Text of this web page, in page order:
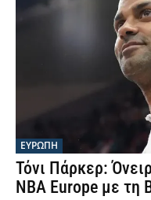
ΕΥΡΩΠΗ
Τόνι Πάρκερ:
NBA Europe με τη